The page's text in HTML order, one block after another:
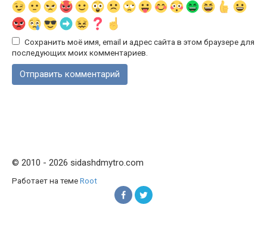
Сохранить моё имя, email и адрес сайта в этом браузере для
последующих моих комментариев.
© 2010 - 2026 sidashdmytro.com
Работает на темеRoot